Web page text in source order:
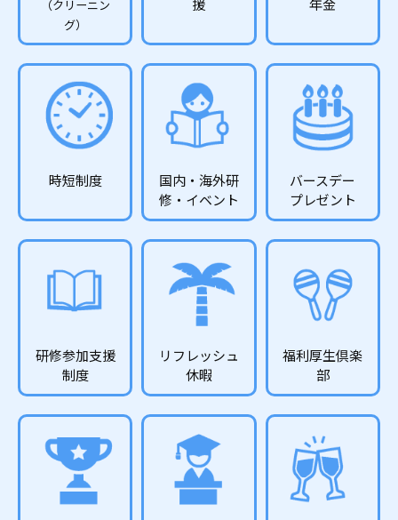
（クリーニン
グ）
援
年金
時短制度
国内・海外研
修・イベント
バースデー
プレゼント
研修参加支援
制度
リフレッシュ
休暇
福利厚生倶楽
部